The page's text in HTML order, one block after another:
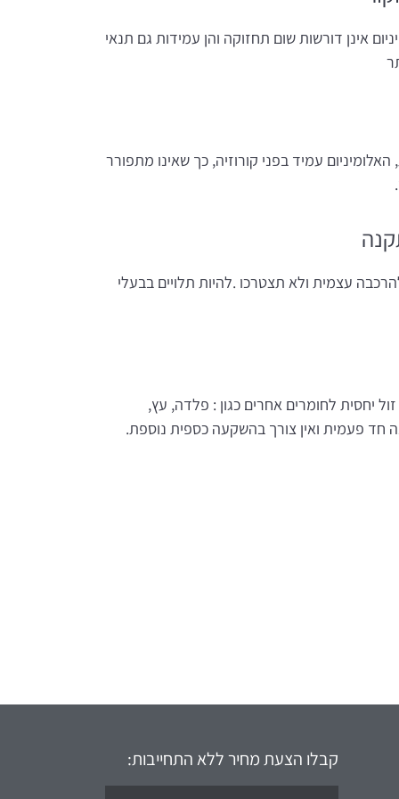
אינן דורשות שום תחזוקה והן עמידות גם תנאי
עמיד בפני קורוזיה, כך שאינו מתפורר
עצמית ולא תצטרכו .להיות תלויים בבעלי
יחסית לחומרים אחרים כגון : פלדה, עץ,
חד פעמית ואין צורך בהשקעה כספית נוספת.
קבלו הצעת מחיר ללא התחייבות: